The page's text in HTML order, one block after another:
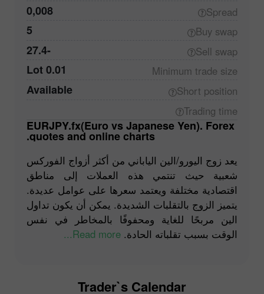
Spread
0,008
Buy swap
5
Sell swap
-27.4
Minimum trade size
0.01 Lot
Short position
Available
Trading time
EURJPY.fx(Euro vs Japanese Yen). Forex
quotes and online charts.
يعد زوج اليورو/الين الياباني من أكثر أزواج الفوركس
شعبية حيث تنتمي هذه العملات إلى مناطق
اقتصادية مختلفة ويعتمد سعرها على عوامل عديدة.
يتميز الزوج بالتقلبات الشديدة. يمكن أن يكون تداول
الين مربحًا للغاية ومحفوفًا بالمخاطر في نفس
الوقت بسبب تقلباته الحادة. Read more...
Trader`s Calendar